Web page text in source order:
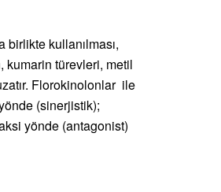
kullanılması,
kumarin türevleri, metil
Florokinolonlar ile
(sinerjistik);
yönde (antagonist)